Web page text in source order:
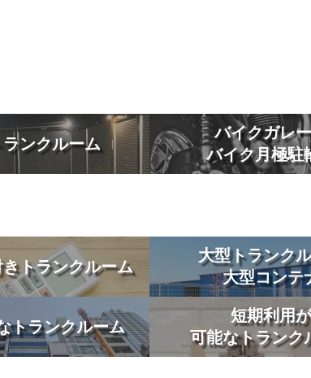
ランクルーム
バイクガレ
バイク月極駐
トランクルーム
大型トランク
大型コンテ
トランクルーム
短期利用が
可能なトランク